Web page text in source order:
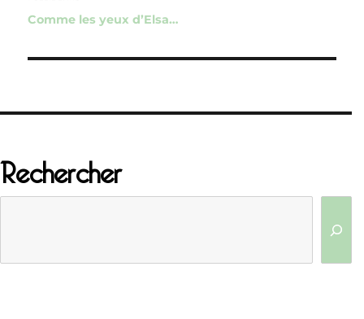
de
l’article
Comme les yeux d’Elsa…
Rechercher